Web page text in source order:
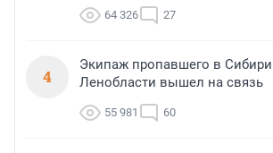
64 326 27
4
Экипаж пропавшего в
Ленобласти вышел на связь
55 981 60